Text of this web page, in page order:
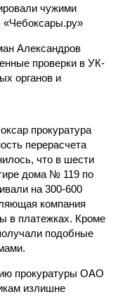
чужими
«Чебоксары.ру»
Александров
проверки в УК-
органов и
прокуратура
перерасчета
что в шести
дома № 119 по
на 300-600
компания
в платежках. Кроме
подобные
прокуратуры ОАО
излишне